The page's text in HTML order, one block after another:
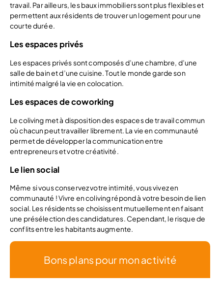
travail. Par ailleurs, les baux immobiliers sont plus flexibles et
permettent aux résidents de trouver un logement pour une
courte durée.
Les espaces privés
Les espaces privés sont composés d’une chambre, d’une
salle de bain et d’une cuisine. Tout le monde garde son
intimité malgré la vie en colocation.
Les espaces de coworking
Le coliving met à disposition des espaces de travail commun
où chacun peut travailler librement. La vie en communauté
permet de développer la communication entre
entrepreneurs et votre créativité.
Le lien social
Même si vous conservez votre intimité, vous vivez en
communauté ! Vivre en coliving répond à votre besoin de lien
social. Les résidents se choisissent mutuellement en faisant
une présélection des candidatures. Cependant, le risque de
conflits entre les habitants augmente.
Bons plans pour mon activité